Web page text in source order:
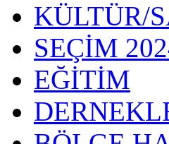
KÜLTÜR/
SEÇİM
EĞİTİM